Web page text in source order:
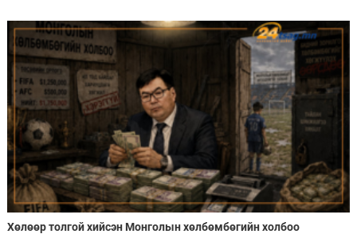
Хөлөөр толгой хийсэн Монголын хөлбөмбөгийн холбоо